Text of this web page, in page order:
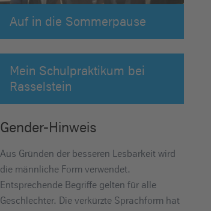
Auf in die Sommerpause
Mein Schulpraktikum bei
Rasselstein
Gender-Hinweis
Aus Gründen der besseren Lesbarkeit wird
die männliche Form verwendet.
Entsprechende Begriffe gelten für alle
Geschlechter. Die verkürzte Sprachform hat